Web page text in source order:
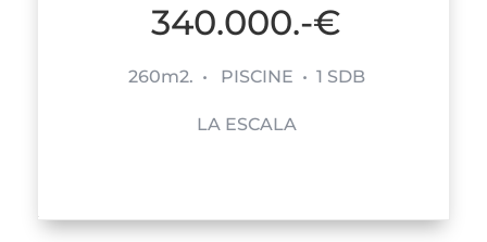
340.000.-€
260m2. • PISCINE • 1 SDB
LA ESCALA